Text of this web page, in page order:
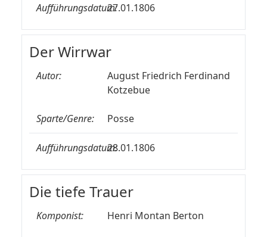
Aufführungsdatum:27.01.1806
Der Wirrwar
Autor:
August Friedrich Ferdinand
Kotzebue
Sparte/Genre: Posse
Aufführungsdatum:28.01.1806
Die tiefe Trauer
Komponist: Henri Montan Berton